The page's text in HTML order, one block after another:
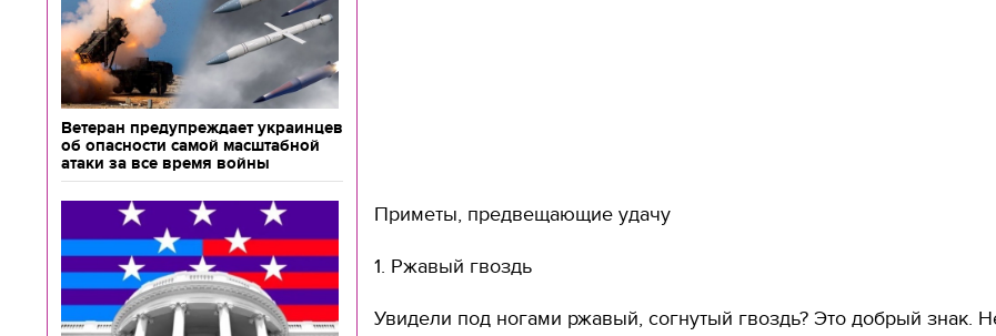
Ветеран предупреждает украинцев
об опасности самой масштабной
атаки за все время войны
Приметы, предвещающие удачу
1. Ржавый гвоздь
Увидели под ногами ржавый, согнутый гвоздь? Это добрый знак.